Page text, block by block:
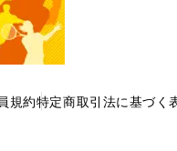
規約特定商取引法に基づく